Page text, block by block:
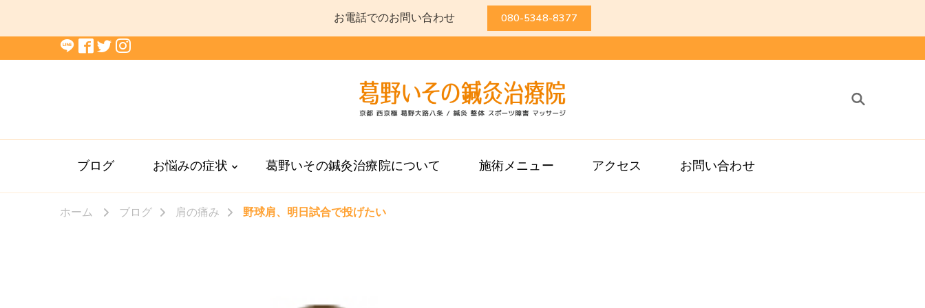
お電話でのお問い合わせ 080-5348-8377
葛野いその鍼灸治療院
ブログ お悩みの症状 葛野いその鍼灸治療院について 施術メニュー アクセス お問い合わせ
ホーム ブログ 肩の痛み 野球肩、明日試合で投げたい